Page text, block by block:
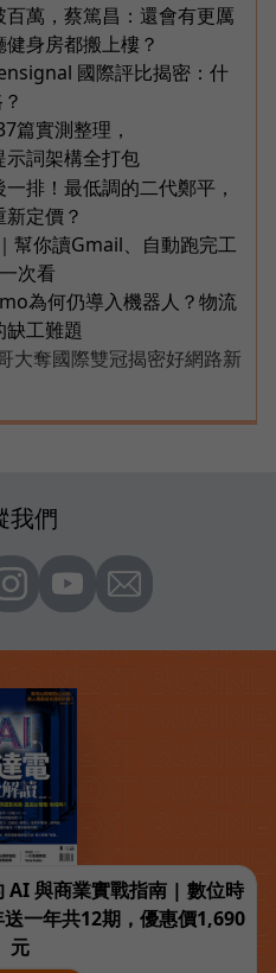
萬，蔡篤昌：還會有更厲
身房都搬上樓？
國際評比揭密：什
篇實測整理，
詞架構全打包
排！最低調的二代鄭平，
定價？
幫你讀Gmail、自動跑完工
次看
為何仍導入機器人？物流
工難題
大奪國際雙冠揭密好網路新
我們
AI 與商業實戰指南 | 數位時
一年共12期，優惠價1,690
元